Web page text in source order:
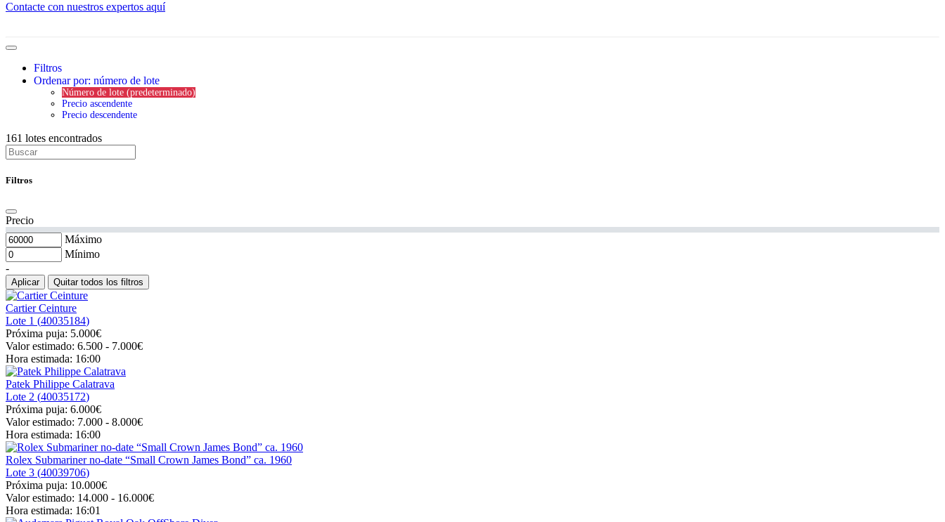
Contacte con nuestros expertos aquí
Filtros
Ordenar por: número de lote
Número de lote (predeterminado)
Precio ascendente
Precio descendente
161 lotes encontrados
Filtros
Precio
Máximo
Mínimo
-
Aplicar Quitar todos los filtros
Cartier Ceinture
Lote 1 (40035184)
Próxima puja: 5.000€
Valor estimado: 6.500 - 7.000€
Hora estimada: 16:00
Patek Philippe Calatrava
Lote 2 (40035172)
Próxima puja: 6.000€
Valor estimado: 7.000 - 8.000€
Hora estimada: 16:00
Rolex Submariner no-date “Small Crown James Bond” ca. 1960
Lote 3 (40039706)
Próxima puja: 10.000€
Valor estimado: 14.000 - 16.000€
Hora estimada: 16:01